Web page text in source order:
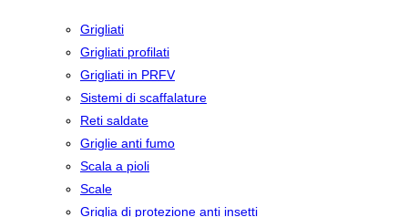
Grigliati
Grigliati profilati
Grigliati in PRFV
Sistemi di scaffalature
Reti saldate
Griglie anti fumo
Scala a pioli
Scale
Griglia di protezione anti insetti